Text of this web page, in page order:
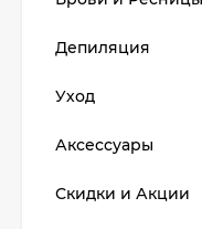
Депиляция
Уход
Аксессуары
Скидки и Акции